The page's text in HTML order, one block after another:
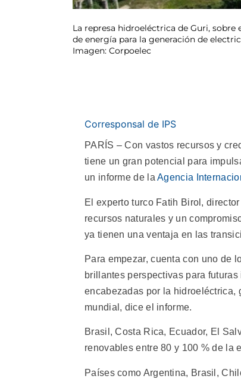
La represa hidroeléctrica de Guri, sobre
de energía para la generación de
Imagen: Corpoelec
Corresponsal de IPS
PARÍS – Con vastos recursos y
tiene un gran potencial para
un informe de laAgencia
El experto turco Fatih Birol,
recursos naturales y un
ya tienen una ventaja en las
Para empezar, cuenta con uno de
brillantes perspectivas para
encabezadas por la hidroeléctrica,
mundial, dice el informe.
Brasil, Costa Rica, Ecuador, El
renovables entre 80 y 100 % de la
Países como Argentina, Brasil,